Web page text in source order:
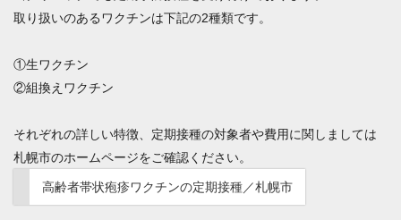
取り扱いのあるワクチンは下記の2種類です。
①生ワクチン
②組換えワクチン
それぞれの詳しい特徴、定期接種の対象者や費用に関しましては
札幌市のホームページをご確認ください。
高齢者帯状疱疹ワクチンの定期接種／札幌市